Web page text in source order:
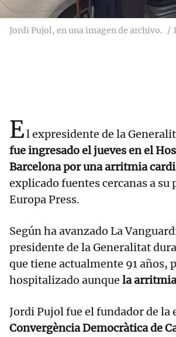
Jordi Pujol, en una imagen de archivo.
El expresidente de la
fue ingresado el jueves en el
Barcelona por una arritmia
explicado fuentes cercanas a su
Europa Press.
Según ha avanzado La
presidente de la Generalitat
que tiene actualmente 91 años,
hospitalizado aunque la
Jordi Pujol fue el fundador de la
Convergència Democràtica de